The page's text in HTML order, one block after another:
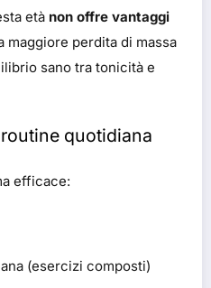
età non offre vantaggi
maggiore perdita di massa
sano tra tonicità e
quotidiana
efficace:
(esercizi composti)